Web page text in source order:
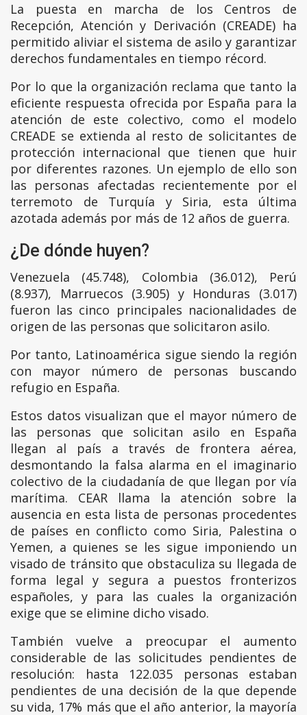
La puesta en marcha de los Centros de
Recepción, Atención y Derivación (CREADE) ha
permitido aliviar el sistema de asilo y garantizar
derechos fundamentales en tiempo récord.
Por lo que la organización reclama que tanto la
eficiente respuesta ofrecida por España para la
atención de este colectivo, como el modelo
CREADE se extienda al resto de solicitantes de
protección internacional que tienen que huir
por diferentes razones. Un ejemplo de ello son
las personas afectadas recientemente por el
terremoto de Turquía y Siria, esta última
azotada además por más de 12 años de guerra.
¿De dónde huyen?
Venezuela (45.748), Colombia (36.012), Perú
(8.937), Marruecos (3.905) y Honduras (3.017)
fueron las cinco principales nacionalidades de
origen de las personas que solicitaron asilo.
Por tanto, Latinoamérica sigue siendo la región
con mayor número de personas buscando
refugio en España.
Estos datos visualizan que el mayor número de
las personas que solicitan asilo en España
llegan al país a través de frontera aérea,
desmontando la falsa alarma en el imaginario
colectivo de la ciudadanía de que llegan por vía
marítima. CEAR llama la atención sobre la
ausencia en esta lista de personas procedentes
de países en conflicto como Siria, Palestina o
Yemen, a quienes se les sigue imponiendo un
visado de tránsito que obstaculiza su llegada de
forma legal y segura a puestos fronterizos
españoles, y para las cuales la organización
exige que se elimine dicho visado.
También vuelve a preocupar el aumento
considerable de las solicitudes pendientes de
resolución: hasta 122.035 personas estaban
pendientes de una decisión de la que depende
su vida, 17% más que el año anterior, la mayoría